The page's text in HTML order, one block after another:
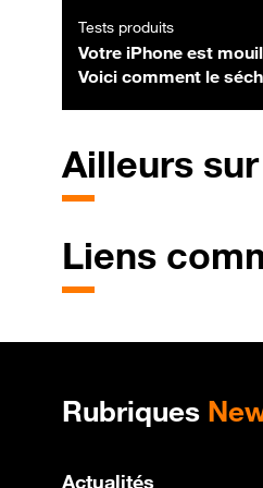
Tests produits
Votre iPhone est
Voici comment le
Ailleurs
Liens
Plan de site
Rubriques
Actualités